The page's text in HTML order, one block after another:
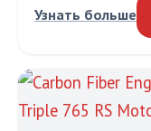
Узнать больше